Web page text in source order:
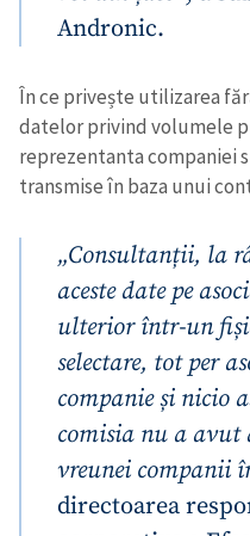
Andronic.
În ce privește utilizarea
datelor privind volumele
reprezentanta companiei
transmise în baza unui
„Consultanții, la
aceste date pe
ulterior într-un
selectare, tot per
companie și nicio
comisia nu a avut
vreunei companii
directoarea